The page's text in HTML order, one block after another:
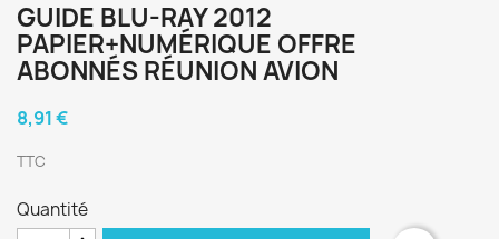
GUIDE BLU-RAY 2012
PAPIER+NUMÉRIQUE OFFRE
ABONNÉS RÉUNION AVION
8,91 €
TTC
Quantité